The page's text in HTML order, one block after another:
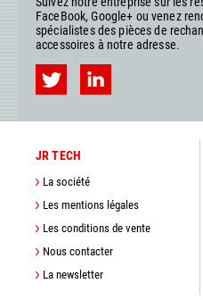
FaceBook, Google+ ou venez
spécialistes des pièces de
accessoires à notre adresse.
JR TECH
La société
Les mentions légales
Les conditions de vente
Nous contacter
La newsletter